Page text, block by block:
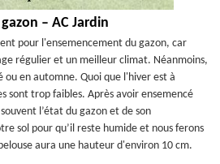
– AC Jardin
pour l'ensemencement du gazon, car
régulier et un meilleur climat. Néanmoins,
ou en automne. Quoi que l'hiver est à
sont trop faibles. Après avoir ensemencé
l’état du gazon et de son
sol pour qu’il reste humide et nous ferons
aura une hauteur d'environ 10 cm.